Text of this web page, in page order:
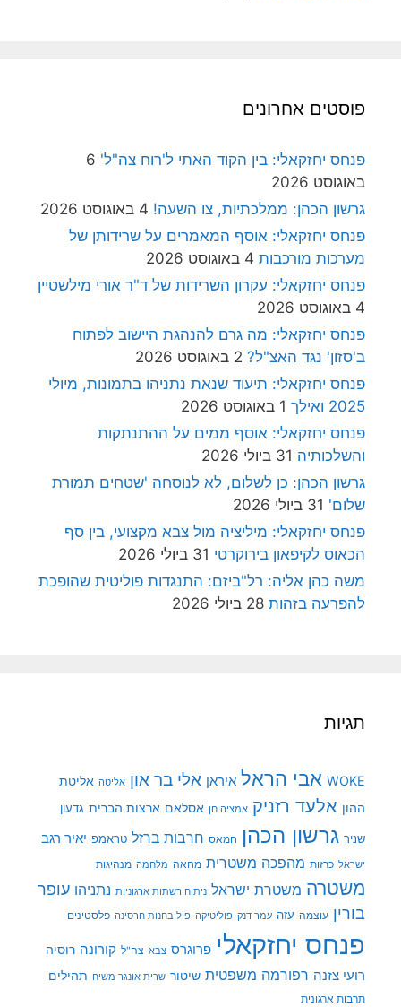
פוסטים אחרונים
פנחס יחזקאלי: בין הקוד האתי ל'רוח צה"ל' 6
באוגוסט 2026
גרשון הכהן: ממלכתיות, צו השעה! 4 באוגוסט 2026
פנחס יחזקאלי: אוסף המאמרים על שרידותן של
מערכות מורכבות 4 באוגוסט 2026
פנחס יחזקאלי: עקרון השרידות של ד"ר אורי מילשטיין
4 באוגוסט 2026
פנחס יחזקאלי: מה גרם להנהגת היישוב לפתוח
ב'סזון' נגד האצ"ל? 2 באוגוסט 2026
פנחס יחזקאלי: תיעוד שנאת נתניהו בתמונות, מיולי
2025 ואילך
1 באוגוסט 2026
פנחס יחזקאלי: אוסף ממים על ההתנתקות
והשלכותיה 31 ביולי 2026
גרשון הכהן: כן לשלום, לא לנוסחה 'שטחים תמורת
שלום' 31 ביולי 2026
פנחס יחזקאלי: מיליציה מול צבא מקצועי, בין סף
הכאוס לקיפאון בירוקרטי 31 ביולי 2026
משה כהן אליה: רל"ביזם: התנגדות פוליטית שהופכת
להפרעה בזהות 28 ביולי 2026
תגיות
WOKE אבי הראל איראן אלי בר און אליטה אליטת
ההון אלעד רזניק אמציה חן אסלאם ארצות הברית גדעון
שניר גרשון הכהן חמאס חרבות ברזל טראמפ יאיר רגב
ישראל כרזות מהפכה משטרית מחאה מלחמה מנהיגות
משטרה משטרת ישראל ניתוח רשתות ארגוניות נתניהו עופר
בורין עוצמה עזה עמר דנק פוליטיקה פיל בחנות חרסינה פלסטינים
פנחס יחזקאלי פרוגרס צבא צה"ל קורונה רוסיה
רועי צזנה רפורמה משפטית שיטור שרית אונגר משיח תהילים
תרבות ארגונית